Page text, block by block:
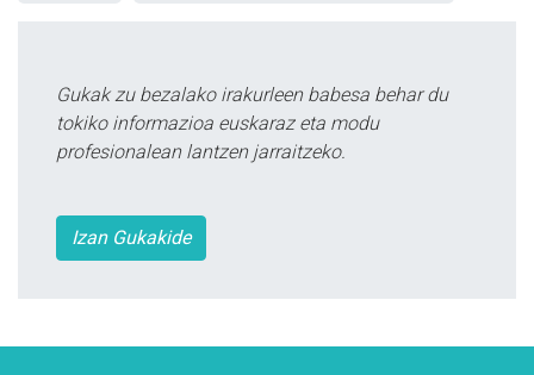
Gukak zu bezalako irakurleen babesa behar du
tokiko informazioa euskaraz eta modu
profesionalean lantzen jarraitzeko.
Izan Gukakide